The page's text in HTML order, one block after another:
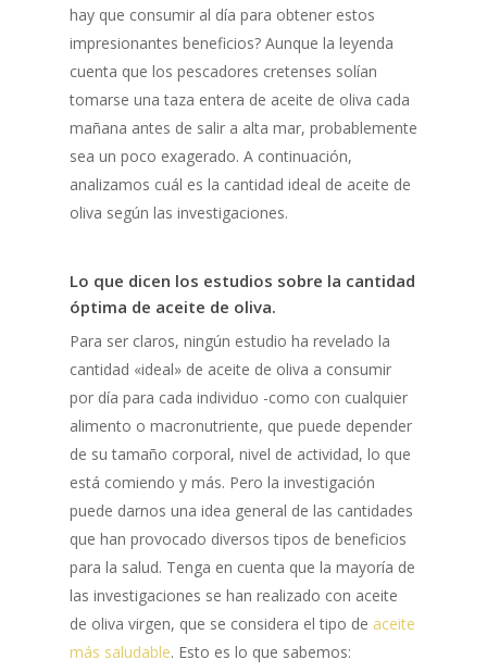
hay que consumir al día para obtener estos
impresionantes beneficios? Aunque la leyenda
cuenta que los pescadores cretenses solían
tomarse una taza entera de aceite de oliva cada
mañana antes de salir a alta mar, probablemente
sea un poco exagerado. A continuación,
analizamos cuál es la cantidad ideal de aceite de
oliva según las investigaciones.
Lo que dicen los estudios sobre la cantidad
óptima de aceite de oliva.
Para ser claros, ningún estudio ha revelado la
cantidad «ideal» de aceite de oliva a consumir
por día para cada individuo -como con cualquier
alimento o macronutriente, que puede depender
de su tamaño corporal, nivel de actividad, lo que
está comiendo y más. Pero la investigación
puede darnos una idea general de las cantidades
que han provocado diversos tipos de beneficios
para la salud. Tenga en cuenta que la mayoría de
las investigaciones se han realizado con aceite
de oliva virgen, que se considera el tipo de aceite
más saludable. Esto es lo que sabemos: